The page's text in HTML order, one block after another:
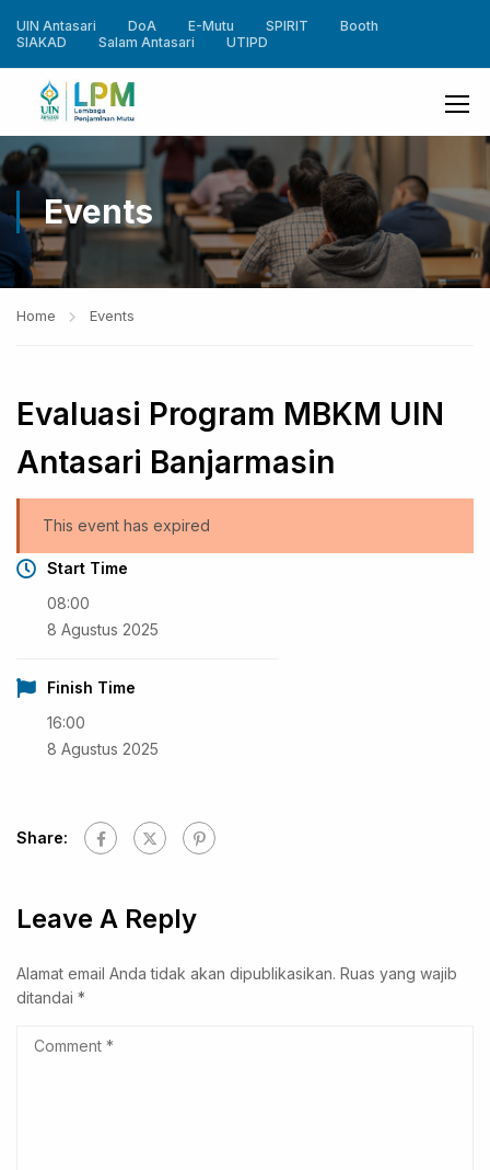
UIN Antasari DoA E-Mutu SPIRIT
Booth
SIAKAD
Salam Antasari UTIPD
Events
Home Events
Evaluasi Program MBKM UIN
Antasari Banjarmasin
This event has expired
Start Time
08:00
8 Agustus 2025
Finish Time
16:00
8 Agustus 2025
Share:
Leave A Reply
Alamat email Anda tidak akan dipublikasikan. Ruas yang wajib
ditandai *